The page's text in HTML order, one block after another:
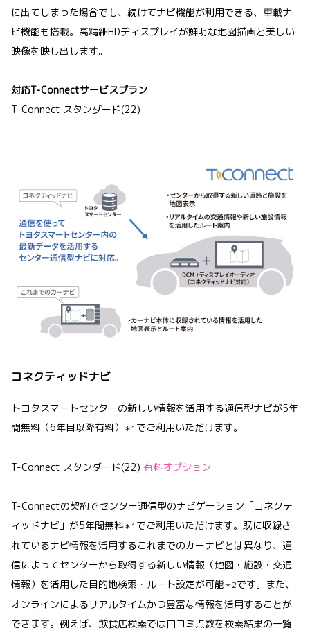
に出てしまった場合でも、続けてナビ機能が利用できる、車載ナ
ビ機能も搭載。高精細HDディスプレイが鮮明な地図描画と美しい
映像を映し出します。
対応T-Connectサービスプラン
T-Connect スタンダード(22)
コネクティッドナビ
トヨタスマートセンターの新しい情報を活用する通信型ナビが5年
間無料（6年目以降有料）
＊1 でご利用いただけます。
T-Connect スタンダード(22) 有料オプション
T-Connectの契約でセンター通信型のナビゲーション「コネクテ
ィッドナビ」が5年間無料＊1 でご利用いただけます。既に収録さ
れているナビ情報を活用するこれまでのカーナビとは異なり、通
信によってセンターから取得する新しい情報（地図・施設・交通
情報）を活用した目的地検索・ルート設定が可能＊2です。また、
オンラインによるリアルタイムかつ豊富な情報を活用することが
できます。例えば、飲食店検索では口コミ点数を検索結果の一覧